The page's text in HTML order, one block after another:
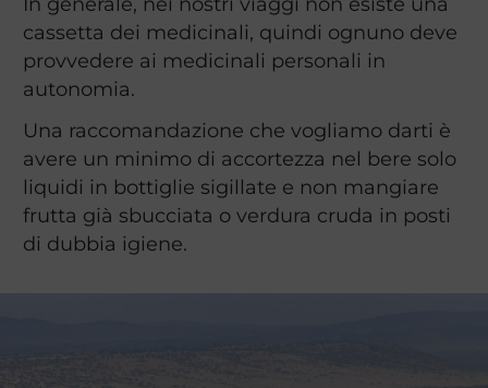
cassetta dei medicinali, quindi ognuno deve
provvedere ai medicinali personali in
autonomia.
Una raccomandazione che vogliamo darti è
avere un minimo di accortezza nel bere solo
liquidi in bottiglie sigillate e non mangiare
frutta già sbucciata o verdura cruda in posti
di dubbia igiene.